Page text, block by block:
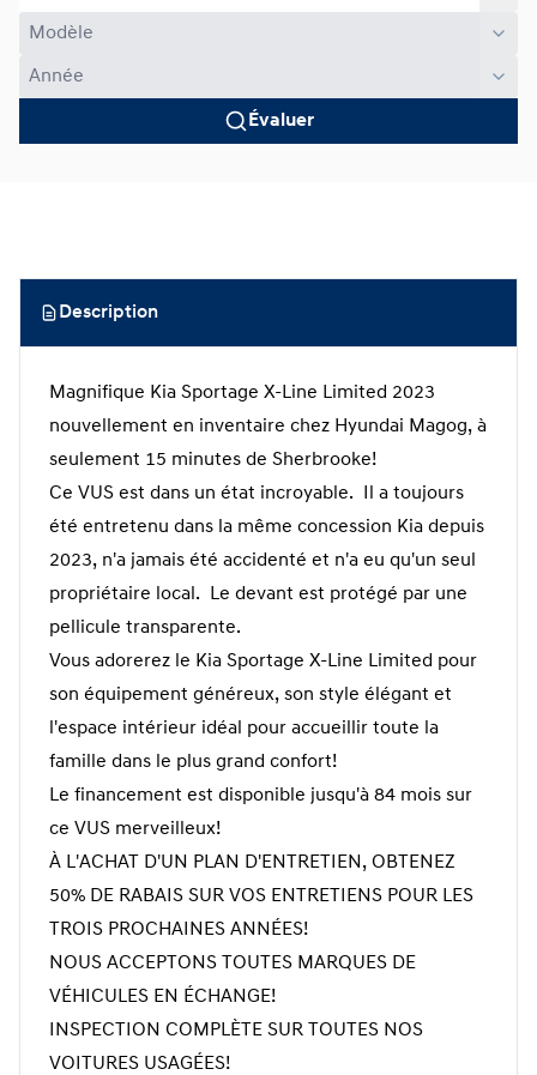
Évaluer
Description
Magnifique Kia Sportage X-Line Limited 2023
nouvellement en inventaire chez Hyundai Magog, à
seulement 15 minutes de Sherbrooke!
Ce VUS est dans un état incroyable. Il a toujours
été entretenu dans la même concession Kia depuis
2023, n'a jamais été accidenté et n'a eu qu'un seul
propriétaire local. Le devant est protégé par une
pellicule transparente.
Vous adorerez le Kia Sportage X-Line Limited pour
son équipement généreux, son style élégant et
l'espace intérieur idéal pour accueillir toute la
famille dans le plus grand confort!
Le financement est disponible jusqu'à 84 mois sur
ce VUS merveilleux!
À L'ACHAT D'UN PLAN D'ENTRETIEN, OBTENEZ
50% DE RABAIS SUR VOS ENTRETIENS POUR LES
TROIS PROCHAINES ANNÉES!
NOUS ACCEPTONS TOUTES MARQUES DE
VÉHICULES EN ÉCHANGE!
INSPECTION COMPLÈTE SUR TOUTES NOS
VOITURES USAGÉES!